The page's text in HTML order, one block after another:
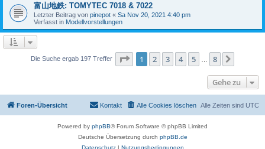
富山地鉄: TOMYTEC 7018 & 7022
Letzter Beitrag von pinepot « Sa Nov 20, 2021 4:40 pm
Verfasst in Modellvorstellungen
Die Suche ergab 197 Treffer Seite 1von
1 2 3 4 5 8
Gehe zu
Foren-Übersicht Alle Zeiten sind UTC
Alle Cookies löschen
Kontakt
Powered by phpBB® Forum Software © phpBB Limited
Deutsche Übersetzung durch phpBB.de
Datenschutz| Nutzungsbedingungen